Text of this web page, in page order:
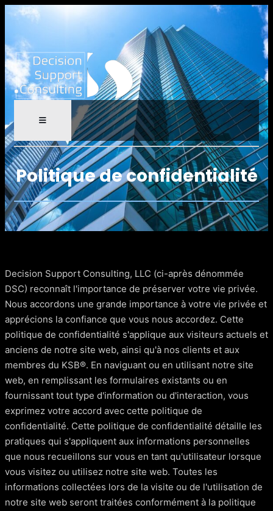
Politique de confidentialité
Decision Support Consulting, LLC (ci-après dénommée
DSC) reconnaît l'importance de préserver votre vie privée.
Nous accordons une grande importance à votre vie privée et
apprécions la confiance que vous nous accordez. Cette
politique de confidentialité s'applique aux visiteurs actuels et
anciens de notre site web, ainsi qu'à nos clients et aux
membres du KSB®. En naviguant ou en utilisant notre site
web, en remplissant les formulaires existants ou en
fournissant tout type d'information ou d'interaction, vous
exprimez votre accord avec cette politique de
confidentialité. Cette politique de confidentialité détaille les
pratiques qui s'appliquent aux informations personnelles
que nous recueillons sur vous en tant qu'utilisateur lorsque
vous visitez ou utilisez notre site web. Toutes les
informations collectées lors de la visite ou de l'utilisation de
notre site web seront traitées conformément à la politique